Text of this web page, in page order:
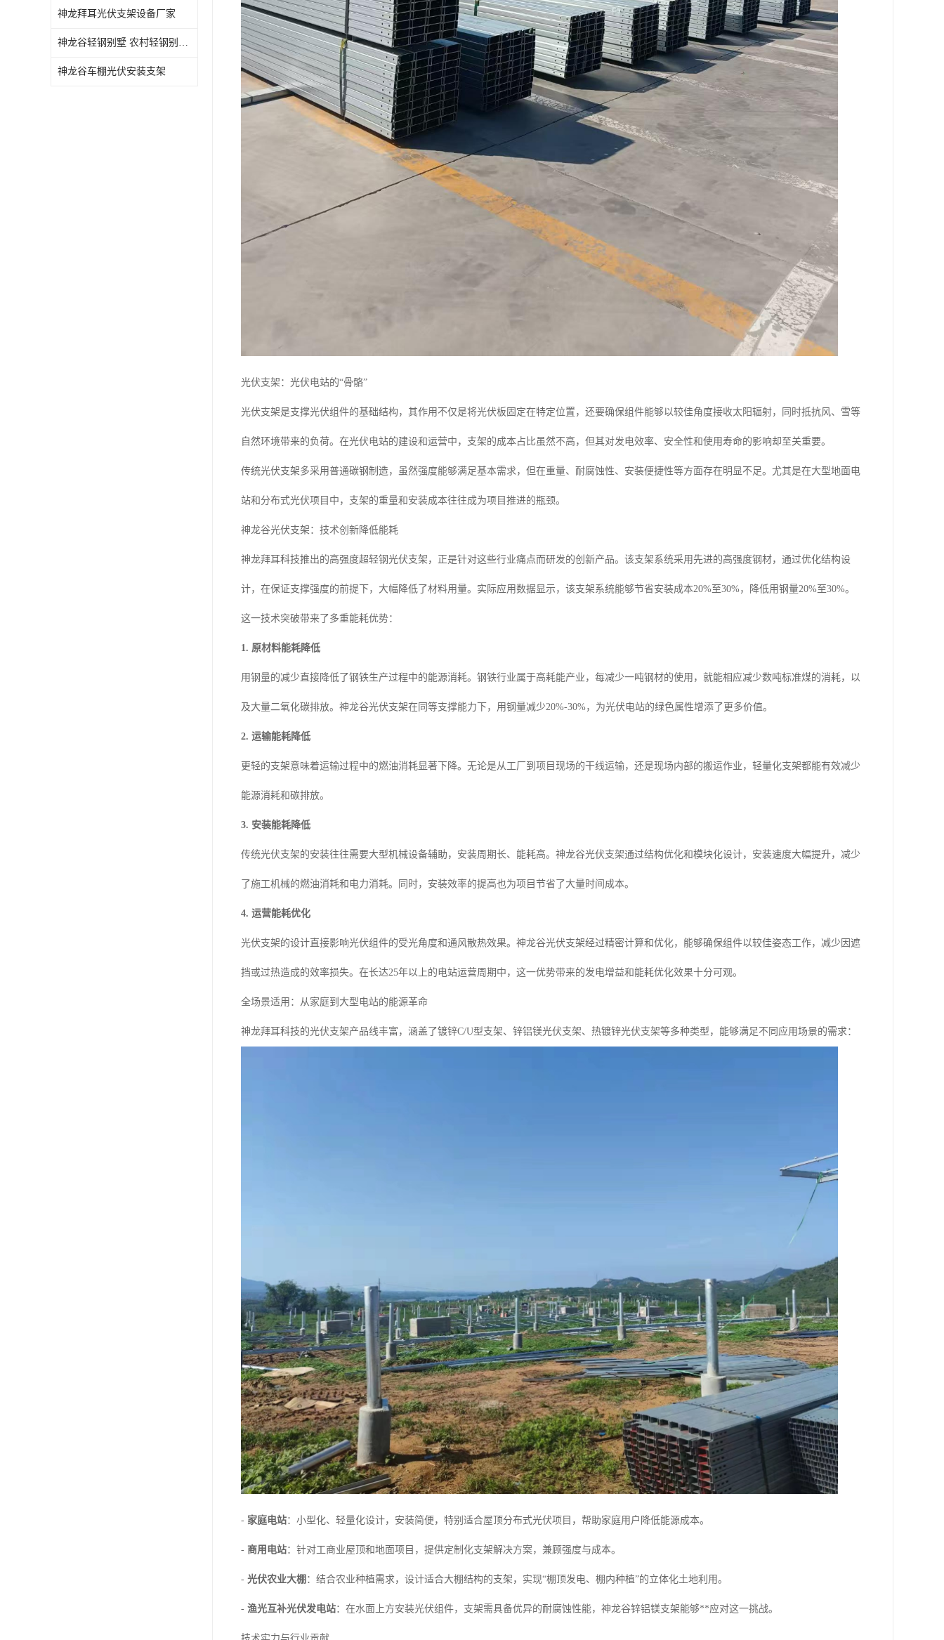
神龙拜耳光伏支架设备厂家
神龙谷轻钢别墅 农村轻钢别墅13万二层房
神龙谷车棚光伏安装支架
光伏支架：光伏电站的“骨骼”
光伏支架是支撑光伏组件的基础结构，其作用不仅是将光伏板固定在特定位置，还要确保组件能够以较佳角度接收太阳辐射，同时抵抗风、雪等
自然环境带来的负荷。在光伏电站的建设和运营中，支架的成本占比虽然不高，但其对发电效率、安全性和使用寿命的影响却至关重要。
传统光伏支架多采用普通碳钢制造，虽然强度能够满足基本需求，但在重量、耐腐蚀性、安装便捷性等方面存在明显不足。尤其是在大型地面电
站和分布式光伏项目中，支架的重量和安装成本往往成为项目推进的瓶颈。
神龙谷光伏支架：技术创新降低能耗
神龙拜耳科技推出的高强度超轻钢光伏支架，正是针对这些行业痛点而研发的创新产品。该支架系统采用先进的高强度钢材，通过优化结构设
计，在保证支撑强度的前提下，大幅降低了材料用量。实际应用数据显示，该支架系统能够节省安装成本20%至30%，降低用钢量20%至30%。
这一技术突破带来了多重能耗优势：
1. 原材料能耗降低
用钢量的减少直接降低了钢铁生产过程中的能源消耗。钢铁行业属于高耗能产业，每减少一吨钢材的使用，就能相应减少数吨标准煤的消耗，以
及大量二氧化碳排放。神龙谷光伏支架在同等支撑能力下，用钢量减少20%-30%，为光伏电站的绿色属性增添了更多价值。
2. 运输能耗降低
更轻的支架意味着运输过程中的燃油消耗显著下降。无论是从工厂到项目现场的干线运输，还是现场内部的搬运作业，轻量化支架都能有效减少
能源消耗和碳排放。
3. 安装能耗降低
传统光伏支架的安装往往需要大型机械设备辅助，安装周期长、能耗高。神龙谷光伏支架通过结构优化和模块化设计，安装速度大幅提升，减少
了施工机械的燃油消耗和电力消耗。同时，安装效率的提高也为项目节省了大量时间成本。
4. 运营能耗优化
光伏支架的设计直接影响光伏组件的受光角度和通风散热效果。神龙谷光伏支架经过精密计算和优化，能够确保组件以较佳姿态工作，减少因遮
挡或过热造成的效率损失。在长达25年以上的电站运营周期中，这一优势带来的发电增益和能耗优化效果十分可观。
全场景适用：从家庭到大型电站的能源革命
神龙拜耳科技的光伏支架产品线丰富，涵盖了镀锌C/U型支架、锌铝镁光伏支架、热镀锌光伏支架等多种类型，能够满足不同应用场景的需求：
- 家庭电站：小型化、轻量化设计，安装简便，特别适合屋顶分布式光伏项目，帮助家庭用户降低能源成本。
- 商用电站：针对工商业屋顶和地面项目，提供定制化支架解决方案，兼顾强度与成本。
- 光伏农业大棚 ：结合农业种植需求，设计适合大棚结构的支架，实现“棚顶发电、棚内种植”的立体化土地利用。
- 渔光互补光伏发电站：在水面上方安装光伏组件，支架需具备优异的耐腐蚀性能，神龙谷锌铝镁支架能够**应对这一挑战。